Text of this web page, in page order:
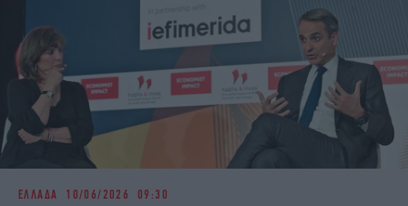
ΕΛΛΑΔΑ 10/06/2026 09:30